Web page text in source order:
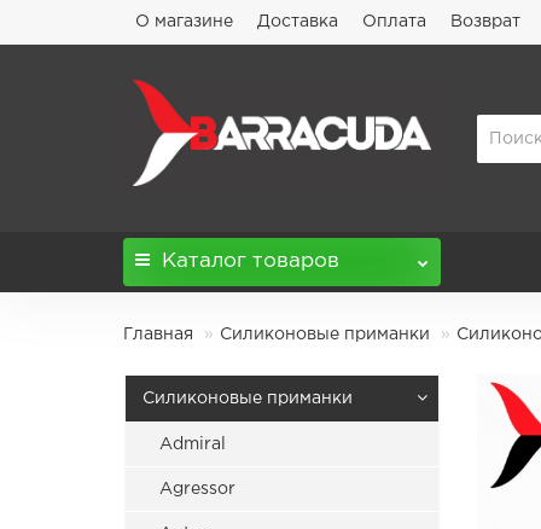
О магазине Доставка Оплата Возврат
Каталог товаров
Главная Силиконовые приманки
Силиконовые приманки
Admiral
Agressor